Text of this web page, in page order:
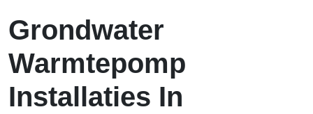
Grondwater
Warmtepomp
Installaties In